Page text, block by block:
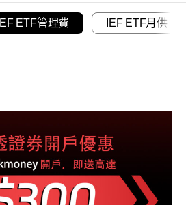
IEF ETF管理費 IEF ETF月供